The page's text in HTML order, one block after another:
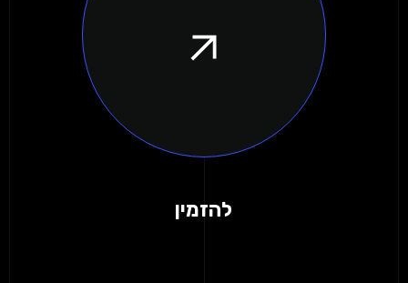
להזמין